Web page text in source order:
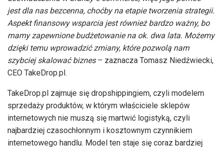
jest dla nas bezcenna, choćby na etapie tworzenia strategii.
Aspekt finansowy wsparcia jest również bardzo ważny, bo
mamy zapewnione budżetowanie na ok. dwa lata. Możemy
dzięki temu wprowadzić zmiany, które pozwolą nam
szybciej skalować biznes– zaznacza Tomasz Niedźwiecki,
CEO TakeDrop.pl.
TakeDrop.pl zajmuje się dropshippingiem, czyli modelem
sprzedaży produktów, w którym właściciele sklepów
internetowych nie muszą się martwić logistyką, czyli
najbardziej czasochłonnym i kosztownym czynnikiem
internetowego handlu. Model ten staje się coraz bardziej